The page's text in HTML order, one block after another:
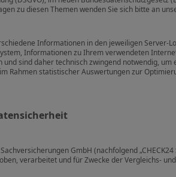
zu diesen Themen wenden Sie sich bitte an
Informationen in den jeweiligen Server-
Informationen zu Ihrem verwendeten
sind daher technisch zwingend notwendig,
Rahmen statistischer Auswertungen zur
GmbH (nachfolgend
verarbeitet und für Zwecke der Vergleichs-